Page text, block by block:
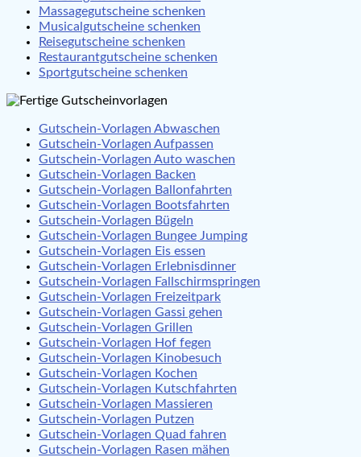
Massagegutscheine schenken
Musicalgutscheine schenken
Reisegutscheine schenken
Restaurantgutscheine schenken
Sportgutscheine schenken
Gutschein-Vorlagen Abwaschen
Gutschein-Vorlagen Aufpassen
Gutschein-Vorlagen Auto waschen
Gutschein-Vorlagen Backen
Gutschein-Vorlagen Ballonfahrten
Gutschein-Vorlagen Bootsfahrten
Gutschein-Vorlagen Bügeln
Gutschein-Vorlagen Bungee Jumping
Gutschein-Vorlagen Eis essen
Gutschein-Vorlagen Erlebnisdinner
Gutschein-Vorlagen Fallschirmspringen
Gutschein-Vorlagen Freizeitpark
Gutschein-Vorlagen Gassi gehen
Gutschein-Vorlagen Grillen
Gutschein-Vorlagen Hof fegen
Gutschein-Vorlagen Kinobesuch
Gutschein-Vorlagen Kochen
Gutschein-Vorlagen Kutschfahrten
Gutschein-Vorlagen Massieren
Gutschein-Vorlagen Putzen
Gutschein-Vorlagen Quad fahren
Gutschein-Vorlagen Rasen mähen